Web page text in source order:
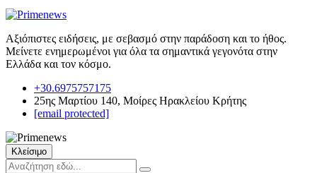
Αξιόπιστες ειδήσεις, με σεβασμό στην παράδοση και το ήθος.
Μείνετε ενημερωμένοι για όλα τα σημαντικά γεγονότα στην
Ελλάδα και τον κόσμο.
+30.6975757175
25ης Μαρτίου 140, Μοίρες Ηρακλείου Κρήτης
[email protected]
Κλείσιμο